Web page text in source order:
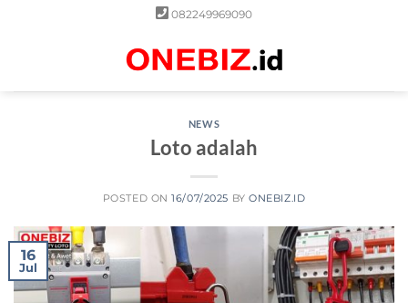
082249969090
NEWS
Loto adalah
POSTED ON16/07/2025 BYONEBIZ.ID
16
Jul